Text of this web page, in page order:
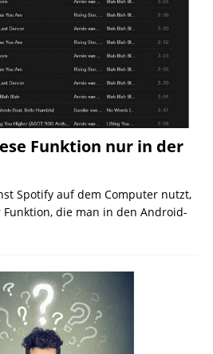
Funktion nur in der
Spotify auf dem Computer nutzt,
die man in den Android-